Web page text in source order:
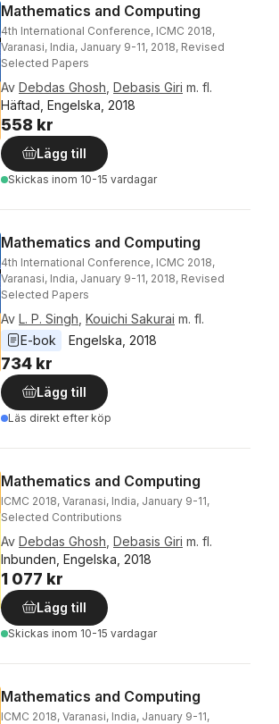
Mathematics and Computing
4th International Conference, ICMC 2018,
Varanasi, India, January 9-11, 2018, Revised
Selected Papers
Av Debdas Ghosh Debasis Giri m. fl.
Häftad, Engelska, 2018
558 kr
Lägg till
Skickas inom 10-15 vardagar
Mathematics and Computing
4th International Conference, ICMC 2018,
Varanasi, India, January 9-11, 2018, Revised
Selected Papers
Av L. P. Singh Kouichi Sakurai m. fl.
E-bok
Engelska 2018
734 kr
Lägg till
Läs direkt efter köp
Mathematics and Computing
ICMC 2018, Varanasi, India, January 9-11,
Selected Contributions
Av Debdas Ghosh Debasis Giri m. fl.
Inbunden, Engelska, 2018
1 077 kr
Lägg till
Skickas inom 10-15 vardagar
Mathematics and Computing
ICMC 2018, Varanasi, India, January 9-11,